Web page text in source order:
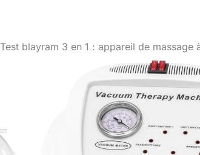
Test blayram 3 en 1 : appareil de massage